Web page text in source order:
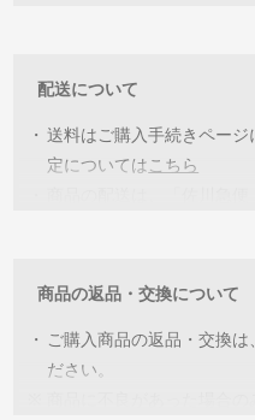
詳細を見ていただき各個
購入をお願いしています
承っておりませんのでご了
配送について
・ 送料はご購入手続きペー
定については こちら
商品の返品・交換について
・
ご購入商品の返品・交換
ださい。